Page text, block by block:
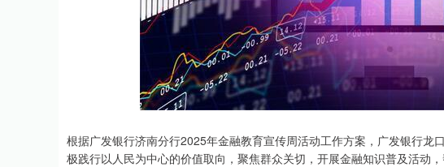
根据广发银行济南分行2025年金融教育宣传周活动工作方案，广发银行龙
极践行以人民为中心的价值取向，聚焦群众关切，开展金融知识普及活动
沪深300 4651.31 -6.85 -0.15%